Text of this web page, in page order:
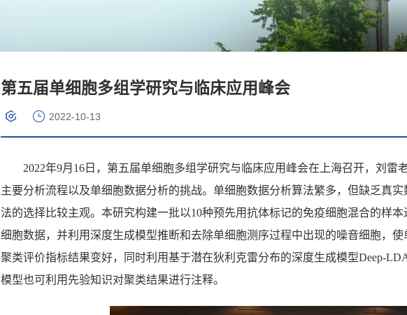
第五届单细胞多组学研究与临床应用峰会
2022-10-13
2022年9月16日，第五届单细胞多组学研究与临床应用峰会在上海召开，刘雷
主要分析流程以及单细胞数据分析的挑战。单细胞数据分析算法繁多，但缺乏真实
法的选择比较主观。本研究构建一批以10种预先用抗体标记的免疫细胞混合的样
细胞数据，并利用深度生成模型推断和去除单细胞测序过程中出现的噪音细胞，
聚类评价指标结果变好，同时利用基于潜在狄利克雷分布的深度生成模型Deep-
模型也可利用先验知识对聚类结果进行注释。